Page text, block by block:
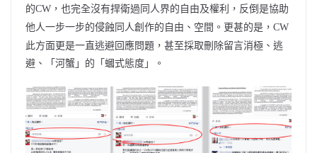
的CW ，也完全沒有捍衛過同人界的自由及權利，反倒是協助
他人一步一步的侵蝕同人創作的自由、空間。更甚的是， CW
此方面更是一直逃避回應問題，甚至採取刪除留言消極、逃
避、「河蟹」的「蟈式態度」。